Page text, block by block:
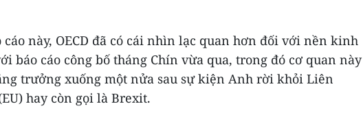
cáo này, OECD đã có cái nhìn lạc quan hơn đối với nền kinh
báo cáo công bố tháng Chín vừa qua, trong đó cơ quan này
trưởng xuống một nửa sau sự kiện Anh rời khỏi Liên
hay còn gọi là Brexit.